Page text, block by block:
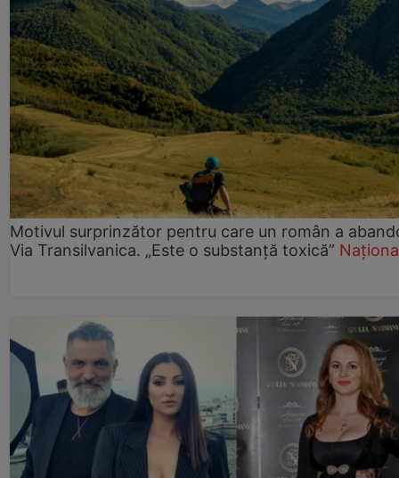
Motivul surprinzător pentru care un român a
Via Transilvanica. „Este o substanță toxică”